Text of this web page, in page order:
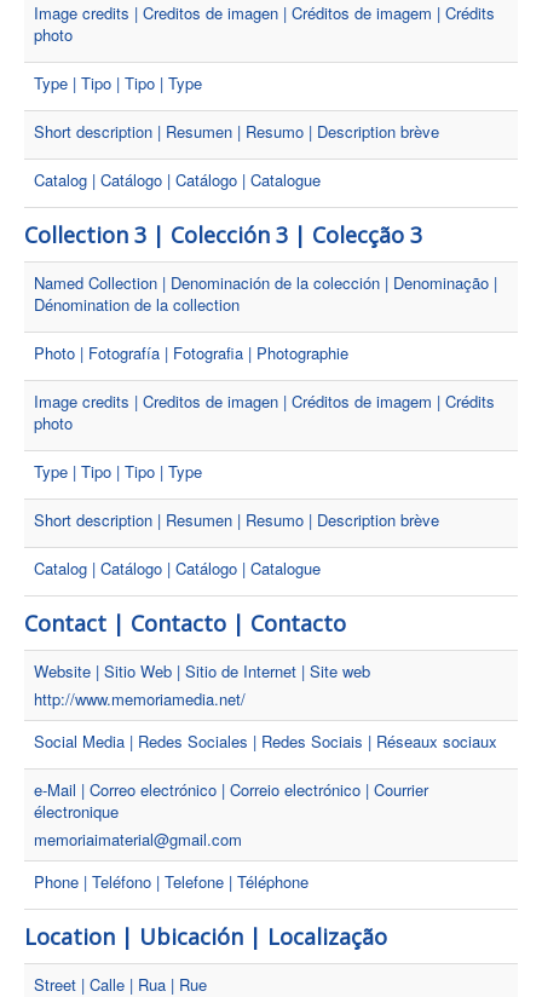
Image credits | Creditos de imagen | Créditos de imagem | Crédits
photo
Type | Tipo | Tipo | Type
Short description | Resumen | Resumo | Description brève
Catalog | Catálogo | Catálogo | Catalogue
Collection 3 | Colección 3 | Colecção 3
Named Collection | Denominación de la colección | Denominação |
Dénomination de la collection
Photo | Fotografía | Fotografia | Photographie
Image credits | Creditos de imagen | Créditos de imagem | Crédits
photo
Type | Tipo | Tipo | Type
Short description | Resumen | Resumo | Description brève
Catalog | Catálogo | Catálogo | Catalogue
Contact | Contacto | Contacto
Website | Sitio Web | Sitio de Internet | Site web
http://www.memoriamedia.net/
Social Media | Redes Sociales | Redes Sociais | Réseaux sociaux
e-Mail | Correo electrónico | Correio electrónico | Courrier
électronique
memoriaimaterial@gmail.com
Phone | Teléfono | Telefone | Téléphone
Location | Ubicación | Localização
Street | Calle | Rua | Rue